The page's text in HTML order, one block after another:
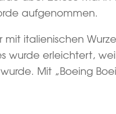
aufgenommen.
italienischen
wurde erleichtert,
Mit „Boeing